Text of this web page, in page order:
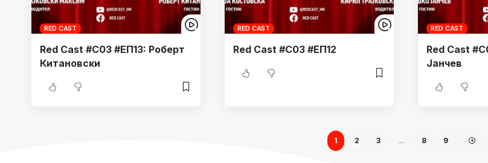
RED CAST
Red Cast #С03 #ЕП13: Роберт
Китановски
RED CAST
Red Cast #С03 #ЕП12
RED CAST
Red Cast
Јанчев
1 2 3 … 8 9